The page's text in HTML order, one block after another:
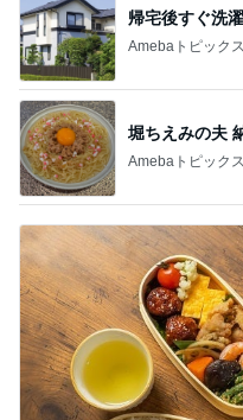
帰宅後すぐ洗
Amebaトピックス
堀ちえみの夫
Amebaトピックス